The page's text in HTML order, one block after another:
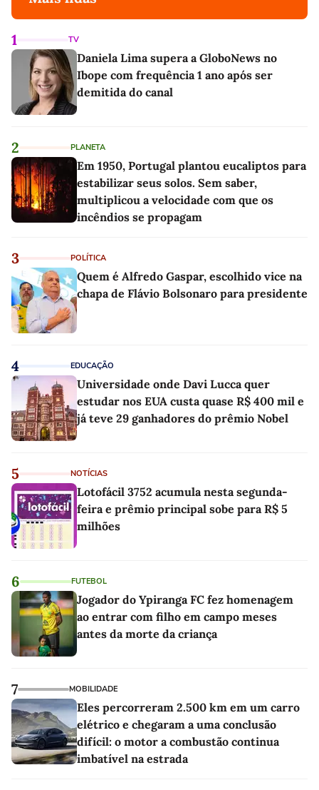
1 TV
Daniela Lima supera a GloboNews no
Ibope com frequência 1 ano após ser
demitida do canal
2 PLANETA
Em 1950, Portugal plantou eucaliptos para
estabilizar seus solos. Sem saber,
multiplicou a velocidade com que os
incêndios se propagam
3 POLÍTICA
Quem é Alfredo Gaspar, escolhido vice na
chapa de Flávio Bolsonaro para presidente
4 EDUCAÇÃO
Universidade onde Davi Lucca quer
estudar nos EUA custa quase R$ 400 mil e
já teve 29 ganhadores do prêmio Nobel
5 NOTÍCIAS
Lotofácil 3752 acumula nesta segunda-
feira e prêmio principal sobe para R$ 5
milhões
6 FUTEBOL
Jogador do Ypiranga FC fez homenagem
ao entrar com filho em campo meses
antes da morte da criança
7 MOBILIDADE
Eles percorreram 2.500 km em um carro
elétrico e chegaram a uma conclusão
difícil: o motor a combustão continua
imbatível na estrada